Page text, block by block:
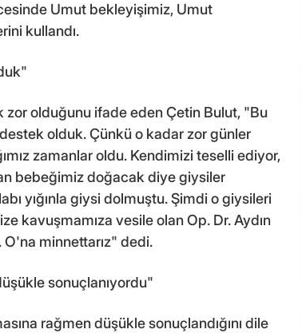
Umut bekleyişimiz, Umut
kullandı.
zor olduğunu ifade eden Çetin Bulut, "Bu
olduk. Çünkü o kadar zor günler
zamanlar oldu. Kendimizi teselli ediyor,
bebeğimiz doğacak diye giysiler
yığınla giysi dolmuştu. Şimdi o giysileri
kavuşmamıza vesile olan Op. Dr. Aydın
O'na minnettarız" dedi.
sonuçlanıyordu"
rağmen düşükle sonuçlandığını dile